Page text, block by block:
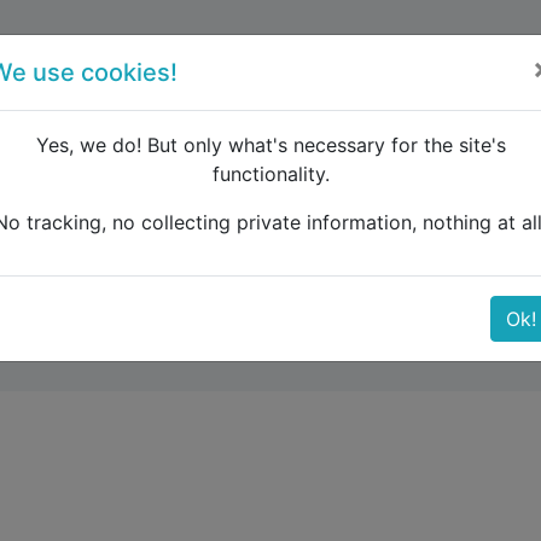
Frage zum Interrail 22-Tage Ticket
zum Interrail 22-Tage
use cookies!
Yes, we do! But only what's necessary for the site's
functionality.
tracking, no collecting private information, nothing at
Ok!